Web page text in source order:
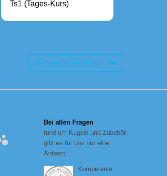
Ts1 (Tages-Kurs)
Nächste Veranstaltung
Bei allen Fragen
rund um Kugeln und Zubehör,
gibt es für uns nur eine
Antwort:
Kompetente